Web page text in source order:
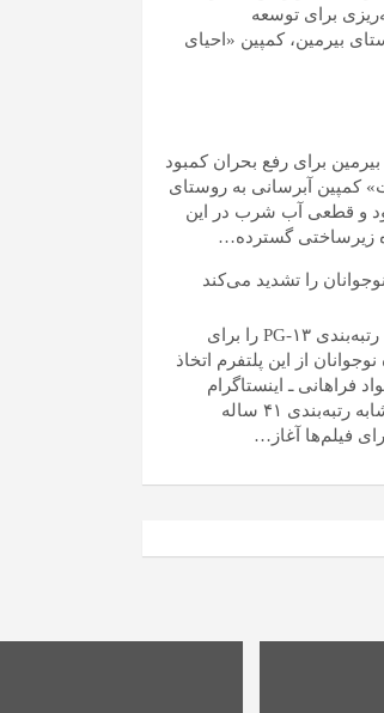
برای توسعه
بیرمین، کمپین «احیای
برای رفع بحران کمبود
آبرسانی به روستای
و قطعی آب شرب در این
زیرساختی گسترده…
را تشدید می‌کند
اینستاگرام قصد دارد سیستم رتبه‌بندی PG-۱۳ را برای
از این پلتفرم اتخاذ
فراهانی ـ اینستاگرام
متعلق به متا، اجرای قوانینی مشابه رتبه‌بندی ۴۱ ساله
فیلم‌ها آغاز…